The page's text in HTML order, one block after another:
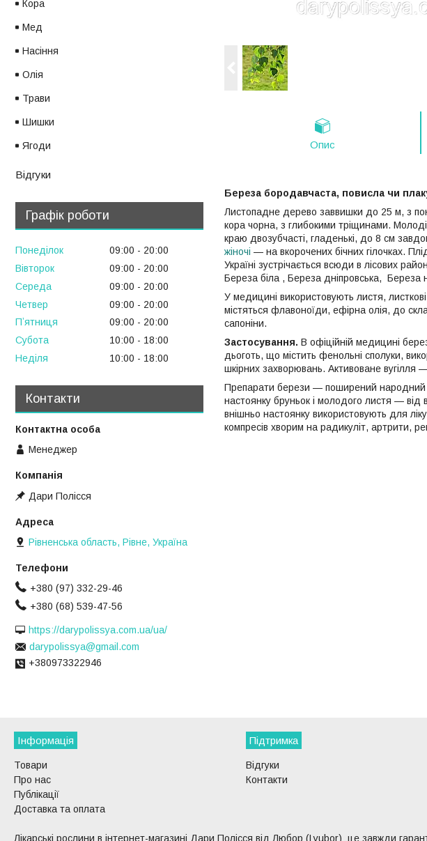
Опис
Береза бородавчаста, повисла чи
Листопадне дерево заввишки до 25 м, з
кора чорна, з глибокими тріщинами. Молоді
краю двозубчасті, гладенькі, до 8 см
жіночі — на вкорочених бічних гілочках.
Україні зустрічається всюди в лісових
Береза біла , Береза дніпровська, Береза
У медицині використовують листя, листкові
містяться флавоноїди, ефірна олія, до
сапоніни.
Застосування. В офіційній медицині
дьоготь, що містить фенольні сполуки,
шкірних захворювань. Активоване вугілля
Препарати берези — поширений народний
настоянку бруньок і молодого листя —
внішньо настоянку використовують для
компресів хворим на радикуліт, артрити,
Кора
Мед
Насіння
Олія
Трави
Шишки
Ягоди
Відгуки
Графік роботи
Понеділок 09:00
20:00
Вівторок
09:00
20:00
Середа
09:00
20:00
Четвер
09:00
20:00
Пʼятниця
09:00
20:00
Субота
10:00
18:00
Неділя
10:00 18:00
Контакти
Менеджер
Дари Полісся
Рівненська область, Рівне, Україна
+380 (97) 332-29-46
+380 (68) 539-47-56
https://darypolissya.com.ua/ua/
darypolissya@gmail.com
+380973322946
Інформація
Товари
Про нас
Публікації
Доставка та оплата
Підтримка
Відгуки
Контакти
Лікарські рослини в інтернет-магазині Дари Полісся від Любор (Lyubor) це завжди